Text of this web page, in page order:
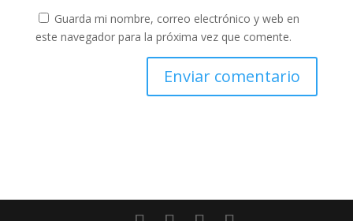
Guarda mi nombre, correo electrónico y web en
este navegador para la próxima vez que comente.